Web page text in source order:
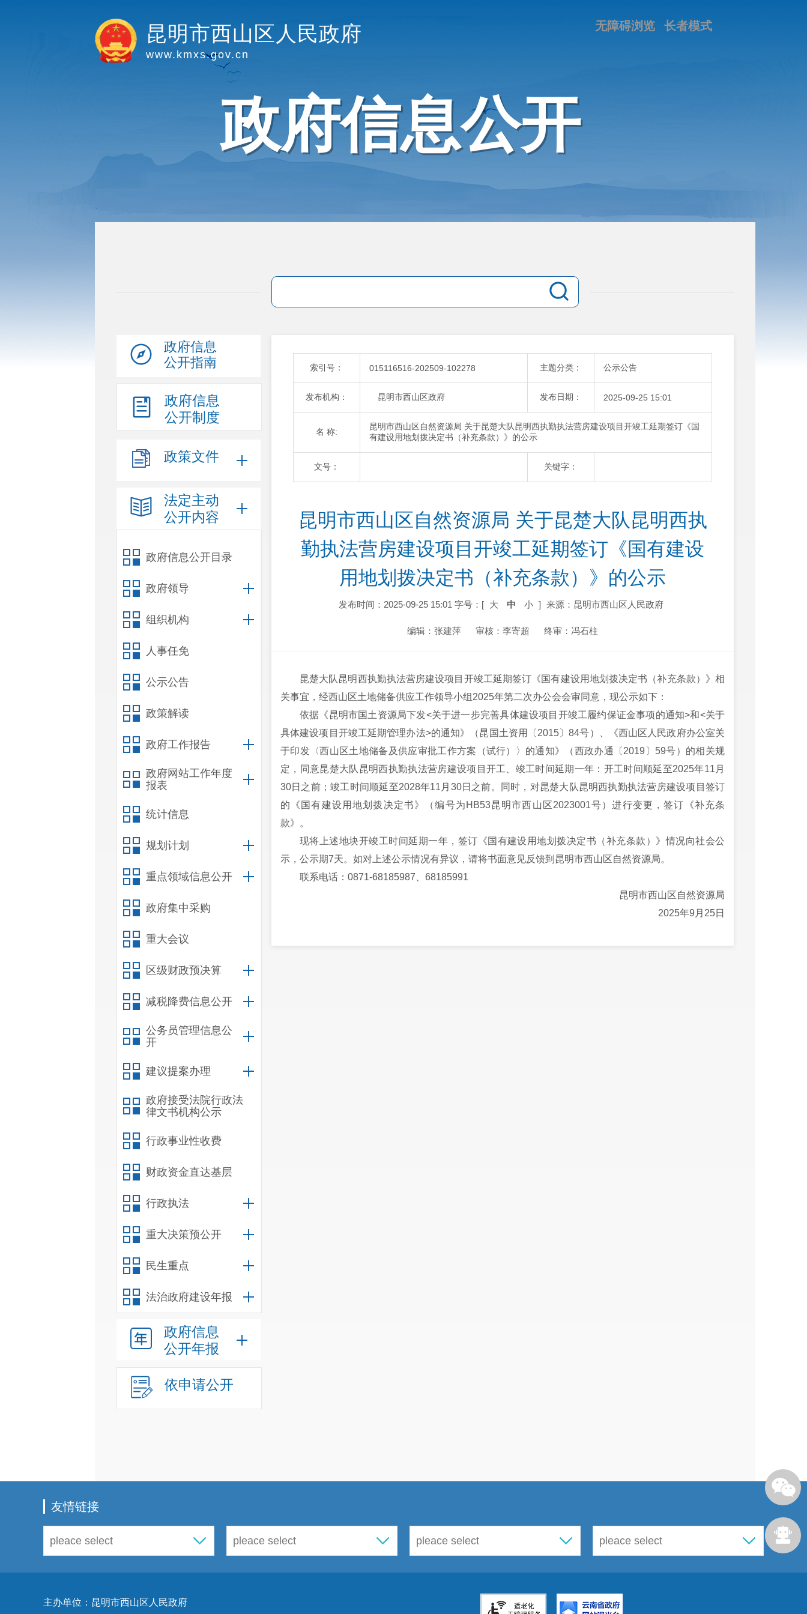
昆明市西山区人民政府
www.kmxs.gov.cn
长者模式
无障碍浏览
政府信息公开
政府信息
公开指南
政府信息
公开制度
政策文件
法定主动
公开内容
政府信息公开目录
政府领导
组织机构
人事任免
公示公告
政策解读
政府工作报告
政府网站工作年度
报表
统计信息
规划计划
重点领域信息公开
政府集中采购
重大会议
区级财政预决算
减税降费信息公开
公务员管理信息公
开
建议提案办理
政府接受法院行政法
律文书机构公示
行政事业性收费
财政资金直达基层
行政执法
重大决策预公开
民生重点
法治政府建设年报
政府信息
公开年报
依申请公开
索引号： 015116516-202509-102278 主题分类： 公示公告
发布机构： 昆明市西山区政府 发布日期： 2025-09-25 15:01
名 称:
昆明市西山区自然资源局 关于昆楚大队昆明西执勤执法营房建设项目开竣工延期签订《国
有建设用地划拨决定书（补充条款）》的公示
文号： 关键字：
昆明市西山区自然资源局 关于昆楚大队昆明西执
勤执法营房建设项目开竣工延期签订《国有建设
用地划拨决定书（补充条款）》的公示
发布时间：2025-09-25 15:01 字号：[ 大 中 小 ] 来源：昆明市西山区人民政府
编辑：张建萍 审核：李寄超 终审：冯石柱
昆楚大队昆明西执勤执法营房建设项目开竣工延期签订《国有建设用地划拨决定书（补充条款）》相
关事宜，经西山区土地储备供应工作领导小组2025年第二次办公会会审同意，现公示如下：
依据《昆明市国土资源局下发<关于进一步完善具体建设项目开竣工履约保证金事项的通知>和<关于
具体建设项目开竣工延期管理办法>的通知》（昆国土资用〔2015〕84号）、《西山区人民政府办公室关
于印发〈西山区土地储备及供应审批工作方案（试行）〉的通知》（西政办通〔2019〕59号）的相关规
定，同意昆楚大队昆明西执勤执法营房建设项目开工、竣工时间延期一年：开工时间顺延至2025年11月
30日之前；竣工时间顺延至2028年11月30日之前。同时，对昆楚大队昆明西执勤执法营房建设项目签订
的《国有建设用地划拨决定书》（编号为HB53昆明市西山区2023001号）进行变更，签订《补充条
款》。
现将上述地块开竣工时间延期一年，签订《国有建设用地划拨决定书（补充条款）》情况向社会公
示，公示期7天。如对上述公示情况有异议，请将书面意见反馈到昆明市西山区自然资源局。
联系电话：0871-68185987、68185991
昆明市西山区自然资源局
2025年9月25日
友情链接
主办单位：昆明市西山区人民政府